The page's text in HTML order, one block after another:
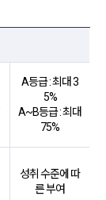
A등급 : 최대 3
5%
A~B등급 : 최대
75%
성취 수준에 따
른 부여